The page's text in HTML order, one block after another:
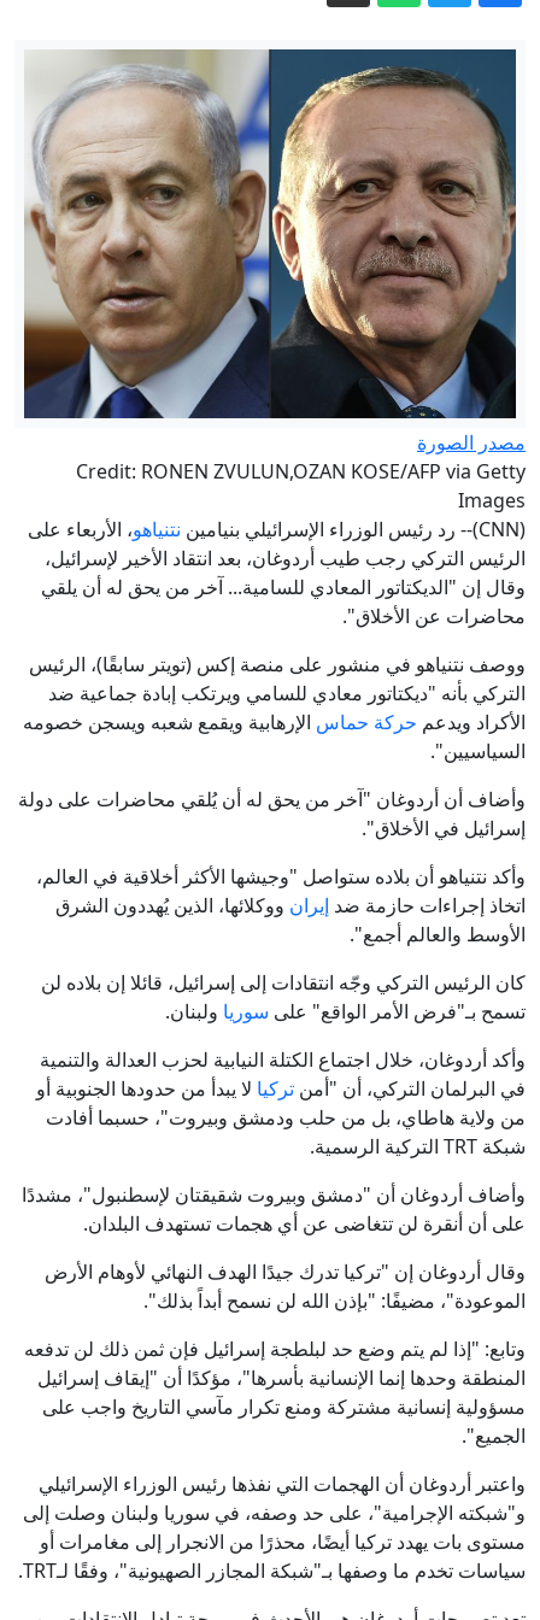
بعد 5 أشهر من الحرب.. بوادر اتفاق
"وشيك" لفتح مضيق هرمز
فرنسا خارجها.. لبنان وإسرائيل يتفقان على
دول لمراقبة "نزع" سلاح حزب الله
بسبب إيبولا.. أميركا تشدد قيود السفر من
المناطق المتضررة
إيران.. واشنطن تبحث عن مخرج من
الحرب وبزشكيان ينفي وجود خلافات
داخلية
الجيش اليمني: نفذنا عملا عسكريا ضد
العناصر الحوثية الإرهابية وعتادها
مصدر الصورة
Credit: RONEN ZVULUN,OZAN KOSE/AFP via Getty
Images
(CNN)-- رد رئيس الوزراء الإسرائيلي بنيامين
نتنياهو، الأربعاء على
الرئيس التركي رجب طيب أردوغان، بعد انتقاد الأخير لإسرائيل،
وقال إن "الديكتاتور المعادي للسامية... آخر من يحق له أن يلقي
محاضرات عن الأخلاق".
ووصف نتنياهو في منشور على منصة إكس (تويتر سابقًا)، الرئيس
التركي بأنه "ديكتاتور معادي للسامي ويرتكب إبادة جماعية ضد
الأكراد ويدعم حركة حماس الإرهابية ويقمع شعبه ويسجن خصومه
السياسيين".
وأضاف أن أردوغان "آخر من يحق له أن يُلقي محاضرات على دولة
إسرائيل في الأخلاق".
وأكد نتنياهو أن بلاده ستواصل "وجيشها الأكثر أخلاقية في العالم،
اتخاذ إجراءات حازمة ضد إيران ووكلائها، الذين يُهددون الشرق
الأوسط والعالم أجمع".
كان الرئيس التركي وجّه انتقادات إلى إسرائيل، قائلا إن بلاده لن
تسمح بـ"فرض الأمر الواقع" على سوريا ولبنان.
وأكد أردوغان، خلال اجتماع الكتلة النيابية لحزب العدالة والتنمية
في البرلمان التركي، أن "أمن تركيا لا يبدأ من حدودها الجنوبية أو
من ولاية هاطاي، بل من حلب ودمشق وبيروت"، حسبما أفادت
شبكة TRT التركية الرسمية.
وأضاف أردوغان أن "دمشق وبيروت شقيقتان لإسطنبول"، مشددًا
على أن أنقرة لن تتغاضى عن أي هجمات تستهدف البلدان.
وقال أردوغان إن "تركيا تدرك جيدًا الهدف النهائي لأوهام الأرض
الموعودة"، مضيفًا: "بإذن الله لن نسمح أبداً بذلك".
وتابع: "إذا لم يتم وضع حد لبلطجة إسرائيل فإن ثمن ذلك لن تدفعه
المنطقة وحدها إنما الإنسانية بأسرها"، مؤكدًا أن "إيقاف إسرائيل
مسؤولية إنسانية مشتركة ومنع تكرار مآسي التاريخ واجب على
الجميع".
واعتبر أردوغان أن الهجمات التي نفذها رئيس الوزراء الإسرائيلي
و"شبكته الإجرامية"، على حد وصفه، في سوريا ولبنان وصلت إلى
مستوى بات يهدد تركيا أيضًا، محذرًا من الانجرار إلى مغامرات أو
سياسات تخدم ما وصفها بـ"شبكة المجازر الصهيونية"، وفقًا لـTRT.